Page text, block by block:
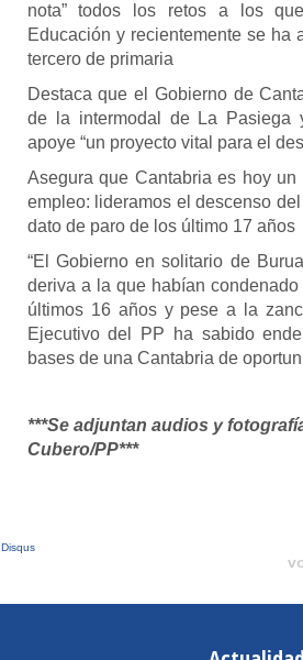
nota” todos los retos a los
Educación y recientemente se ha
tercero de primaria
Destaca que el Gobierno de
de la intermodal de La Pasiega
apoye “un proyecto vital para el
Asegura que Cantabria es hoy
empleo: lideramos el descenso
dato de paro de los último 17 años
“El Gobierno en solitario de
deriva a la que habían
últimos 16 años y pese a la
Ejecutivo del PP ha sabido
bases de una Cantabria de
***Se adjuntan audios y
Cubero/PP***
Disqus